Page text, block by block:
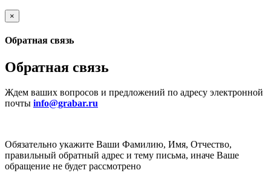
×
Обратная связь
Обратная связь
Ждем ваших вопросов и предложений по адресу электронной
почты info@grabar.ru
Обязательно укажите Ваши Фамилию, Имя, Отчество,
правильный обратный адрес и тему письма, иначе Ваше
обращение не будет рассмотрено